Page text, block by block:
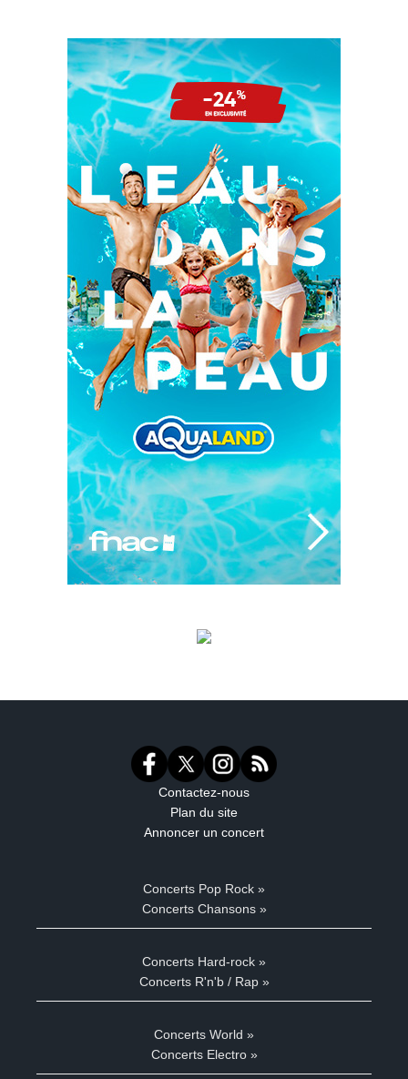
Contactez-nous
Plan du site
Annoncer un concert
Concerts Pop Rock »
Concerts Chansons »
Concerts Hard-rock »
Concerts R'n'b / Rap »
Concerts World »
Concerts Electro »